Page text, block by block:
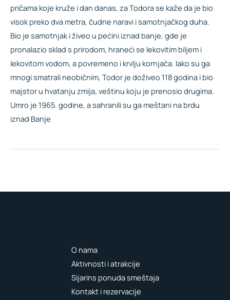
pričama koje kruže i dan danas, za Todora se kaže da je bio
visok preko dva metra, čudne naravi i samotnjačkog duha.
Bio je samotnjak i živeo u pećini iznad banje, gde je
pronalazio sklad s prirodom, hraneći se lekovitim biljem i
lekovitom vodom, a povremeno i krvlju kornjača. Iako su ga
mnogi smatrali neobičnim, Todor je doživeo 118 godina i bio
majstor u hvatanju zmija, veštinu koju je prenosio drugima.
Umro je 1965. godine, a sahranili su ga meštani na brdu
iznad Banje
O nama
Aktivnosti i atrakcije
Sijarins ponuda smeštaja
Kontakt i rezervacije